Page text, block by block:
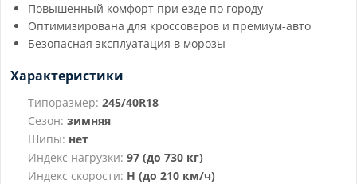
Повышенный комфорт при езде по городу
Оптимизирована для кроссоверов и премиум-авто
Безопасная эксплуатация в морозы
Характеристики
Типоразмер: 245/40R18
Сезон: зимняя
Шипы: нет
Индекс нагрузки: 97 (до 730 кг)
Индекс скорости: H (до 210 км/ч)